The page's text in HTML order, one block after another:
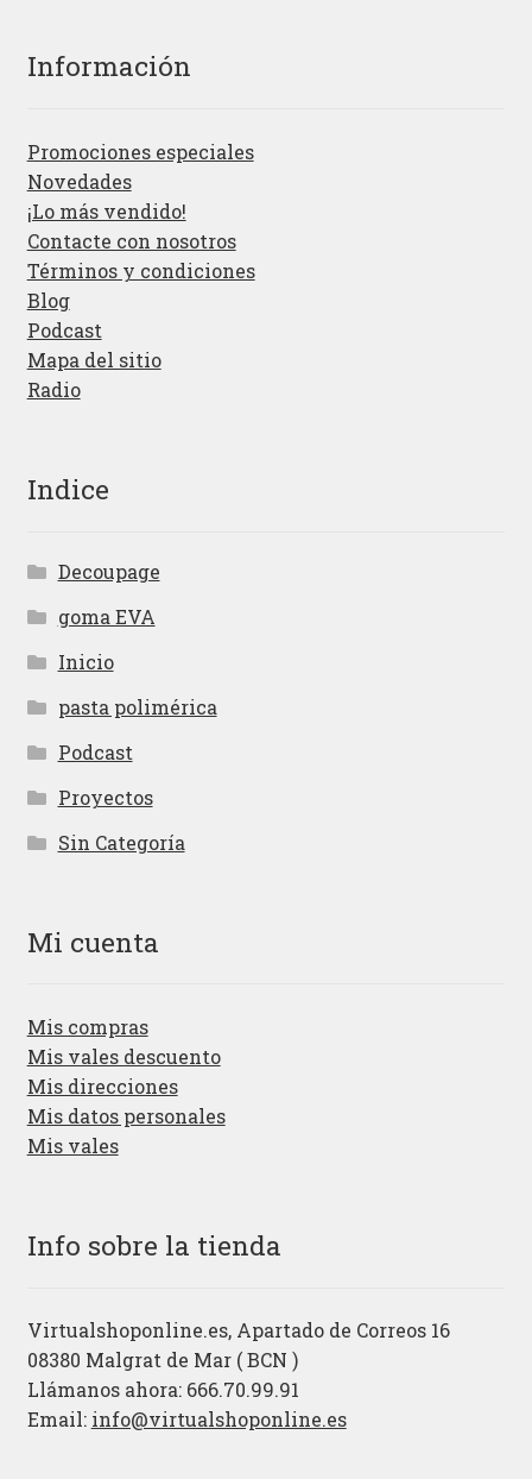
Información
Promociones especiales
Novedades
¡Lo más vendido!
Contacte con nosotros
Términos y condiciones
Blog
Podcast
Mapa del sitio
Radio
Indice
Decoupage
goma EVA
Inicio
pasta polimérica
Podcast
Proyectos
Sin Categoría
Mi cuenta
Mis compras
Mis vales descuento
Mis direcciones
Mis datos personales
Mis vales
Info sobre la tienda
Virtualshoponline.es, Apartado de Correos 16
08380 Malgrat de Mar ( BCN )
Llámanos ahora: 666.70.99.91
Email: info@virtualshoponline.es